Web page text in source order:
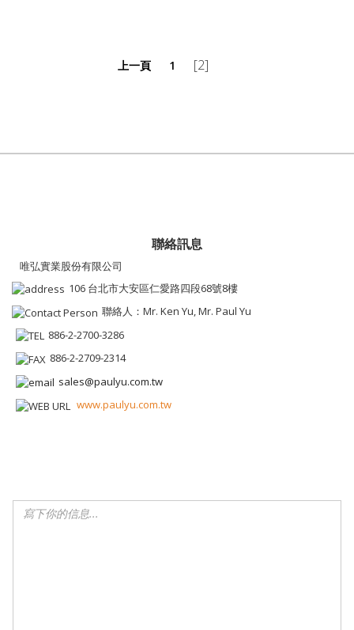
上一頁 1 [2]
聯絡訊息
唯弘實業股份有限公司
106 台北市大安區仁愛路四段68號8樓
聯絡人：Mr. Ken Yu, Mr. Paul Yu
886-2-2700-3286
886-2-2709-2314
sales@paulyu.com.tw
www.paulyu.com.tw